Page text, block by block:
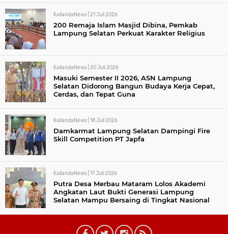
KaliandaNews | 21 Juli 2026
200 Remaja Islam Masjid Dibina, Pemkab
Lampung Selatan Perkuat Karakter Religius
KaliandaNews | 20 Juli 2026
Masuki Semester II 2026, ASN Lampung
Selatan Didorong Bangun Budaya Kerja Cepat,
Cerdas, dan Tepat Guna
KaliandaNews | 18 Juli 2026
Damkarmat Lampung Selatan Dampingi Fire
Skill Competition PT Japfa
KaliandaNews | 17 Juli 2026
Putra Desa Merbau Mataram Lolos Akademi
Angkatan Laut Bukti Generasi Lampung
Selatan Mampu Bersaing di Tingkat Nasional